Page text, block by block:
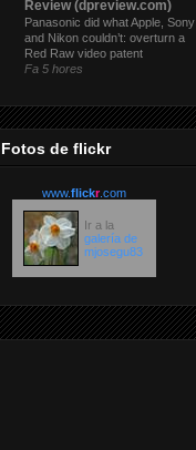
Review (dpreview.com)
Panasonic did what Apple, Sony
and Nikon couldn’t: overturn a
Red Raw video patent
Fa 5 hores
Fotos de flickr
www.flickr .com
Ir a la
galería de
mjosegu83